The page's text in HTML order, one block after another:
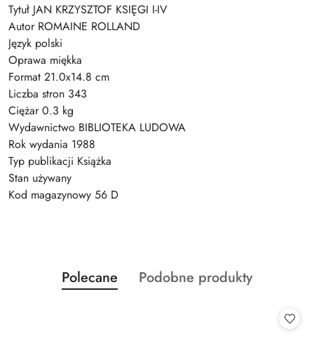
Tytuł JAN KRZYSZTOF KSIĘGI I-IV
Autor ROMAINE ROLLAND
Język polski
Oprawa miękka
Format 21.0x14.8 cm
Liczba stron 343
Ciężar 0.3 kg
Wydawnictwo BIBLIOTEKA LUDOWA
Rok wydania 1988
Typ publikacji Książka
Stan używany
Kod magazynowy 56 D
Pomiń karuzelę produktów
Produkty
o
Polecane
Produkty
Podobne produkty